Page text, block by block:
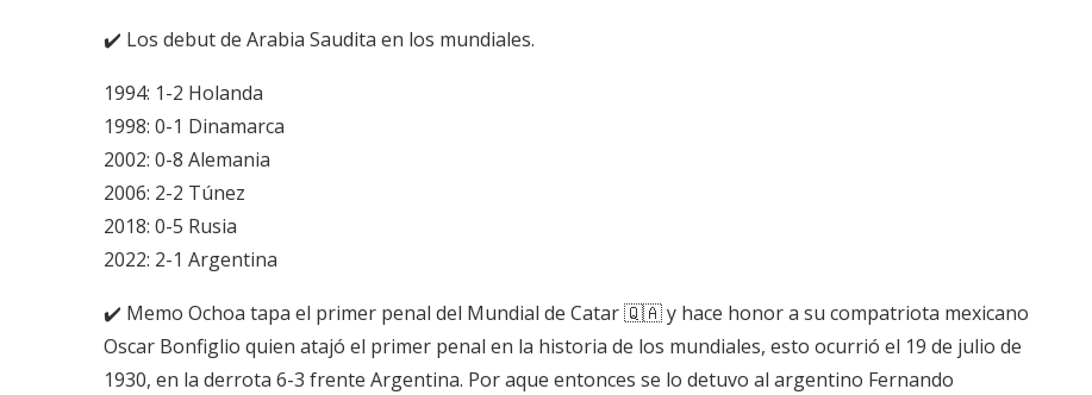
✔️ Los debut de Arabia Saudita en los mundiales.
1994: 1-2 Holanda
1998: 0-1 Dinamarca
2002: 0-8 Alemania
2006: 2-2 Túnez
2018: 0-5 Rusia
2022: 2-1 Argentina
✔️ Memo Ochoa tapa el primer penal del Mundial de Catar 🇶🇦 y hace honor a su compatriota mexicano
Oscar Bonfiglio quien atajó el primer penal en la historia de los mundiales, esto ocurrió el 19 de julio de
1930, en la derrota 6-3 frente Argentina. Por aque entonces se lo detuvo al argentino Fernando